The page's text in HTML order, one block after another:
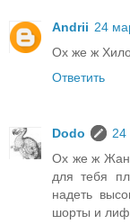
Andrii 24
Ох же ж
Ответить
Dodo
24
Ох же ж Жан,
для тебя
надеть
шорты и